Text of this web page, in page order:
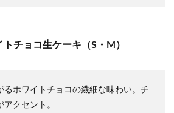
チョコ生ケーキ（S・M）
るホワイトチョコの繊細な味わい。チ
アクセント。